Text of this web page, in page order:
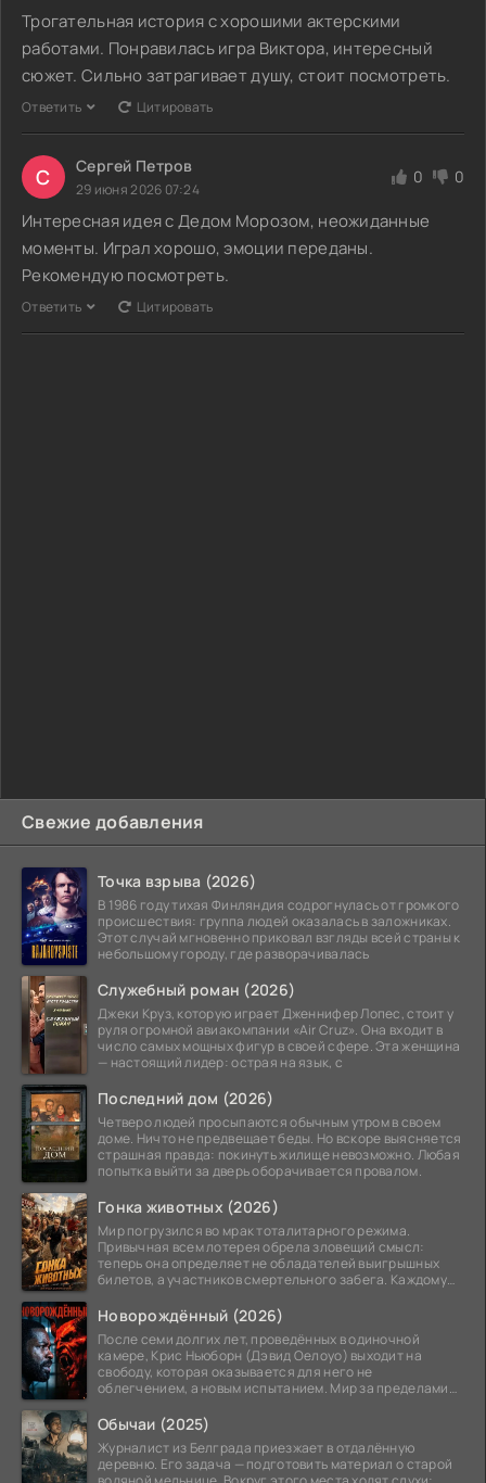
Свежие добавления
Точка взрыва (2026)
В 1986 году тихая Финляндия содрогнулась от громкого
происшествия: группа людей оказалась в заложниках.
Этот случай мгновенно приковал взгляды всей страны к
небольшому городу, где разворачивалась
Служебный роман (2026)
Джеки Круз, которую играет Дженнифер Лопес, стоит у
руля огромной авиакомпании «Air Cruz». Она входит в
число самых мощных фигур в своей сфере. Эта женщина
— настоящий лидер: острая на язык, с
Последний дом (2026)
Четверо людей просыпаются обычным утром в своем
доме. Ничто не предвещает беды. Но вскоре выясняется
страшная правда: покинуть жилище невозможно. Любая
попытка выйти за дверь оборачивается провалом.
Гонка животных (2026)
Мир погрузился во мрак тоталитарного режима.
Привычная всем лотерея обрела зловещий смысл:
теперь она определяет не обладателей выигрышных
билетов, а участников смертельного забега. Каждому
Новорождённый (2026)
После семи долгих лет, проведённых в одиночной
камере, Крис Ньюборн (Дэвид Оелоуо) выходит на
свободу, которая оказывается для него не
облегчением, а новым испытанием. Мир за пределами
Обычаи (2025)
Журналист из Белграда приезжает в отдалённую
деревню. Его задача — подготовить материал о старой
Трогательная история с хорошими актерскими
работами. Понравилась игра Виктора, интересный
сюжет. Сильно затрагивает душу, стоит посмотреть.
Ответить Цитировать
С Сергей Петров
29 июня 2026 07:24
0 0
Интересная идея с Дедом Морозом, неожиданные
моменты. Играл хорошо, эмоции переданы.
Рекомендую посмотреть.
Ответить Цитировать